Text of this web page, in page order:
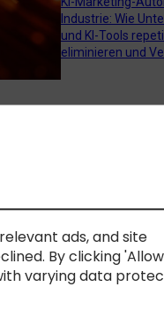
Industrie: Wie
und KI-Tools
eliminieren und
ads, and site
By clicking
varying data